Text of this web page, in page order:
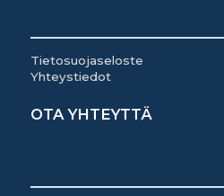
Tietosuojaseloste
Yhteystiedot
OTA YHTEYTTÄ